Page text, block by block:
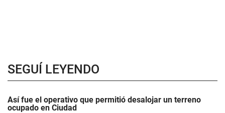
SEGUÍ LEYENDO
Así fue el operativo que permitió desalojar un terreno
ocupado en Ciudad